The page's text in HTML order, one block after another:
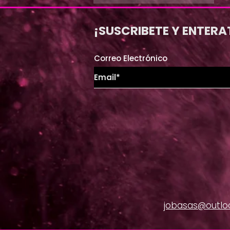
¡SUSCRIBETE Y
Correo Electrónico